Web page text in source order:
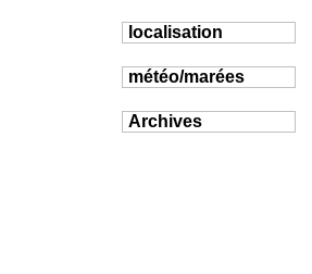
localisation
météo/marées
Archives